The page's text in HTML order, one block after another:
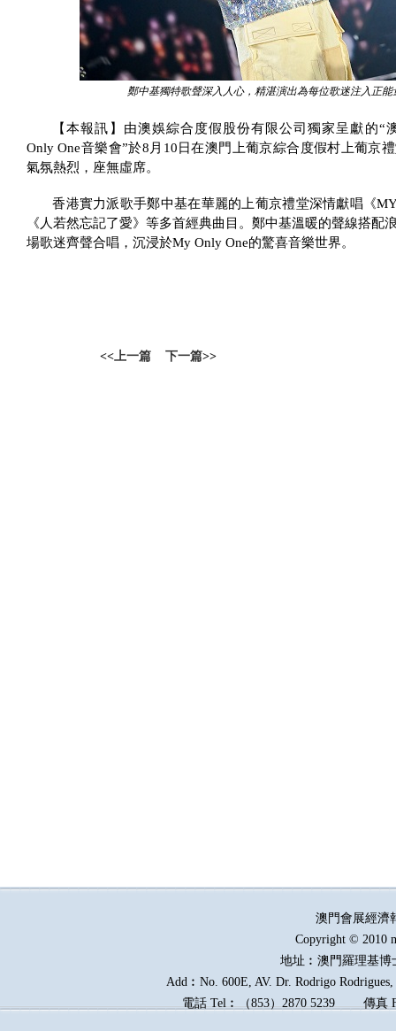
鄭中基獨特歌聲深入人心，精湛演出為每位歌迷注入正能
【本報訊】由澳娛綜合度假股份有限公司獨家呈獻的“
Only One音樂會”於8 月 10 日在澳門上葡京綜合度假村上葡京
氣氛熱烈，座無虛席。
香港實力派歌手鄭中基在華麗的上葡京禮堂深情獻唱《
《人若然忘記了愛》等多首經典曲目。鄭中基溫暖的聲線搭配
場歌迷齊聲合唱，沉浸於My Only One的驚喜音樂世界。
<<上一篇 下一篇>>
澳門會展經
Copyright © 2010
地址︰澳門羅理基博
Add︰No. 600E, AV. Dr. Rodrigo
電話 Tel︰（853）2870 5239傳真